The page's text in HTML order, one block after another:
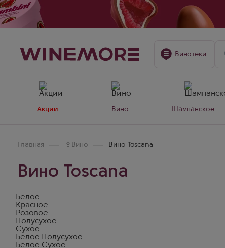
Винотеки
Акции Вино Шампанское
Главная 🍷 Вино Вино Toscana
Вино Toscana
Белое
Красное
Розовое
Полусухое
Сухое
Белое Полусухое
Белое Сухое